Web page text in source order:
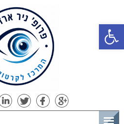
פתח סרגל נגישות